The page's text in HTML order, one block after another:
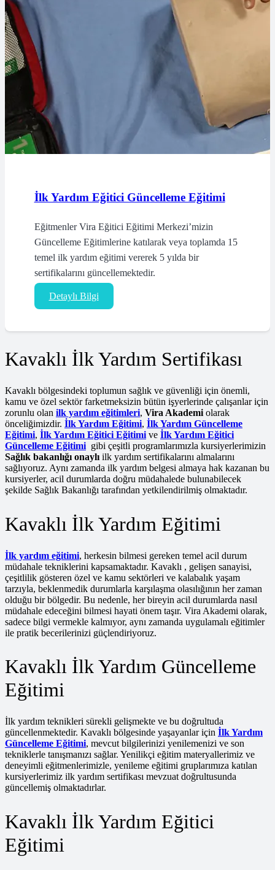
İlk Yardım Eğitici Güncelleme Eğitimi
Eğitmenler Vira Eğitici Eğitimi Merkezi’mizin
Güncelleme Eğitimlerine katılarak veya toplamda 15
temel ilk yardım eğitimi vererek 5 yılda bir
sertifikalarını güncellemektedir.
Detaylı Bilgi
Kavaklı İlk Yardım Sertifikası
Kavaklı bölgesindeki toplumun sağlık ve güvenliği için önemli,
kamu ve özel sektör farketmeksizin bütün işyerlerinde çalışanlar için
zorunlu olan ilk yardım eğitimleri, Vira Akademi olarak
önceliğimizdir. İlk Yardım Eğitimi, İlk Yardım Güncelleme
Eğitimi, İlk Yardım Eğitici Eğitimi ve İlk Yardım Eğitici
Güncelleme Eğitimi gibi çeşitli programlarımızla kursiyerlerimizin
Sağlık bakanlığı onaylı ilk yardım sertifikalarını almalarını
sağlıyoruz. Aynı zamanda ilk yardım belgesi almaya hak kazanan bu
kursiyerler, acil durumlarda doğru müdahalede bulunabilecek
şekilde Sağlık Bakanlığı tarafından yetkilendirilmiş olmaktadır.
Kavaklı İlk Yardım Eğitimi
İlk yardım eğitimi, herkesin bilmesi gereken temel acil durum
müdahale tekniklerini kapsamaktadır. Kavaklı , gelişen sanayisi,
çeşitlilik gösteren özel ve kamu sektörleri ve kalabalık yaşam
tarzıyla, beklenmedik durumlarla karşılaşma olasılığının her zaman
olduğu bir bölgedir. Bu nedenle, her bireyin acil durumlarda nasıl
müdahale edeceğini bilmesi hayati önem taşır. Vira Akademi olarak,
sadece bilgi vermekle kalmıyor, aynı zamanda uygulamalı eğitimler
ile pratik becerilerinizi güçlendiriyoruz.
Kavaklı İlk Yardım Güncelleme
Eğitimi
İlk yardım teknikleri sürekli gelişmekte ve bu doğrultuda
güncellenmektedir. Kavaklı bölgesinde yaşayanlar için İlk Yardım
Güncelleme Eğitimi, mevcut bilgilerinizi yenilemenizi ve son
tekniklerle tanışmanızı sağlar. Yenilikçi eğitim materyallerimiz ve
deneyimli eğitmenlerimizle, yenileme eğitimi gruplarımıza katılan
kursiyerlerimiz ilk yardım sertifikası mevzuat doğrultusunda
güncellemiş olmaktadırlar.
Kavaklı İlk Yardım Eğitici
Eğitimi